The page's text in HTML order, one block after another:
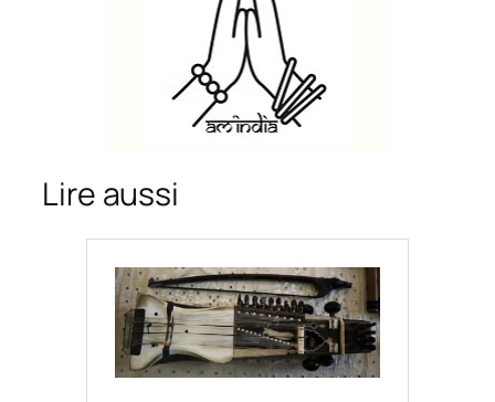
Lire aussi